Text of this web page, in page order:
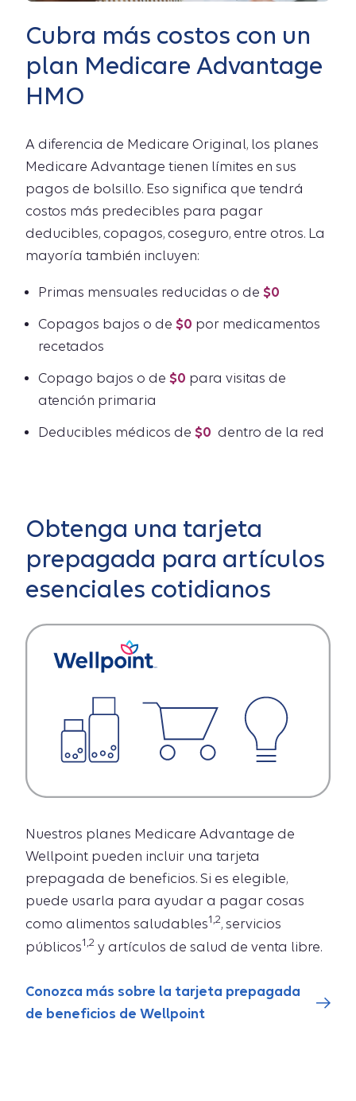
Cubra más costos con un
plan Medicare Advantage
HMO
A diferencia de Medicare Original, los planes
Medicare Advantage tienen límites en sus
pagos de bolsillo. Eso significa que tendrá
costos más predecibles para pagar
deducibles, copagos, coseguro, entre otros. La
mayoría también incluyen:
Primas mensuales reducidas o de $0
Copagos bajos o de $0 por medicamentos
recetados
Copago bajos o de $0 para visitas de
atención primaria
Deducibles médicos de $0 dentro de la red
Obtenga una tarjeta
prepagada para artículos
esenciales cotidianos
Nuestros planes Medicare Advantage de
Wellpoint pueden incluir una tarjeta
prepagada de beneficios. Si es elegible,
puede usarla para ayudar a pagar cosas
como alimentos saludables1,2, servicios
públicos1,2 y artículos de salud de venta libre.
Conozca más sobre la tarjeta prepagada
de beneficios de Wellpoint